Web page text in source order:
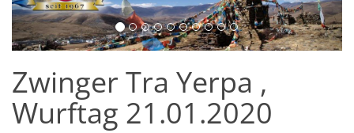
Zwinger Tra Yerpa ,
Wurftag 21.01.2020